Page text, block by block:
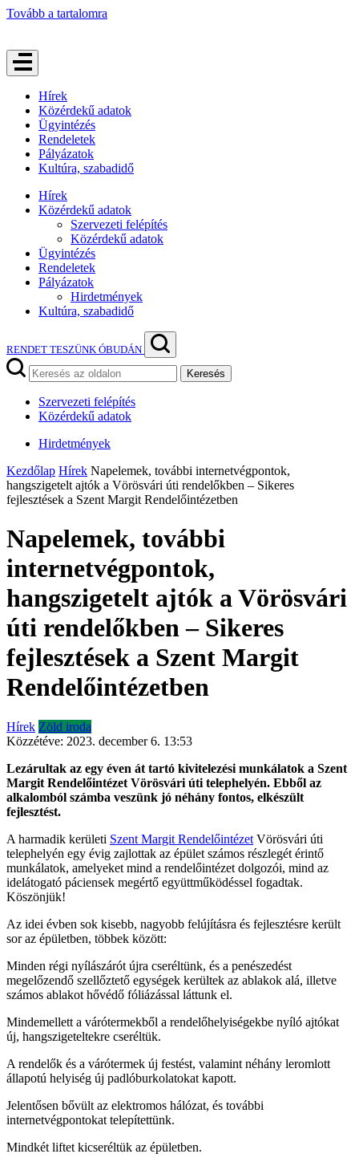
Tovább a tartalomra
Hírek
Közérdekű adatok
Ügyintézés
Rendeletek
Pályázatok
Kultúra, szabadidő
Hírek
Közérdekű adatok
Szervezeti felépítés
Közérdekű adatok
Ügyintézés
Rendeletek
Pályázatok
Hirdetmények
Kultúra, szabadidő
RENDET TESZÜNK ÓBUDÁN
Keresés
Szervezeti felépítés
Közérdekű adatok
Hirdetmények
Kezdőlap Hírek Napelemek, további internetvégpontok,
hangszigetelt ajtók a Vörösvári úti rendelőkben – Sikeres
fejlesztések a Szent Margit Rendelőintézetben
Napelemek, további
internetvégpontok,
hangszigetelt ajtók a Vörösvári
úti rendelőkben – Sikeres
fejlesztések a Szent Margit
Rendelőintézetben
Hírek Zöld iroda
Közzétéve: 2023. december 6. 13:53
Lezárultak az egy éven át tartó kivitelezési munkálatok a Szent
Margit Rendelőintézet Vörösvári úti telephelyén. Ebből az
alkalomból számba veszünk jó néhány fontos, elkészült
fejlesztést.
A harmadik kerületi Szent Margit Rendelőintézet Vörösvári úti
telephelyén egy évig zajlottak az épület számos részlegét érintő
munkálatok, amelyeket mind a rendelőintézet dolgozói, mind az
idelátogató páciensek megértő együttműködéssel fogadtak.
Köszönjük!
Az idei évben sok kisebb, nagyobb felújításra és fejlesztésre került
sor az épületben, többek között:
Minden régi nyílászárót újra cseréltünk, és a penészedést
megelőzendő szellőztető egységek kerültek az ablakok alá, illetve
számos ablakot hővédő fóliázással láttunk el.
Mindemellett a várótermekből a rendelőhelyiségekbe nyíló ajtókat
új, hangszigeteltekre cseréltük.
A rendelők és a várótermek új festést, valamint néhány leromlott
állapotú helyiség új padlóburkolatokat kapott.
Jelentősen bővült az elektromos hálózat, és további
internetvégpontokat telepítettünk.
Mindkét liftet kicseréltük az épületben.